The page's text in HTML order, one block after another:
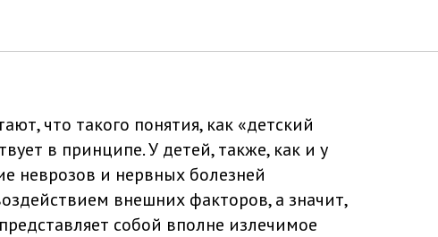
что такого понятия, как «детский
в принципе. У детей, также, как и у
неврозов и нервных болезней
внешних факторов, а значит,
собой вполне излечимое